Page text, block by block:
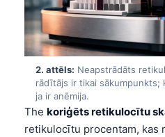
2. attēls: Neapstrādāts
rādītājs ir tikai sākumpunkts;
ja ir anēmija.
The koriģēts retikulocītu
retikulocītu procentam, kas